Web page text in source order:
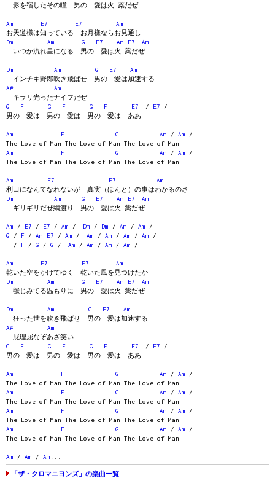
影を宿したその瞳 男の 愛は火 薬だぜ
Am E7 E7
Am
お天道様は知っている お月様ならお見通し
Dm
Am G E7 Am E7
Am
いつか流れ星になる 男の 愛は火 薬だぜ
Dm Am G E7
Am
インチキ野郎吹き飛ばせ 男の 愛は加速する
A#
Am
キラリ光ったナイフだぜ
G
F G F G F E7 / E7 /
男の 愛は 男の 愛は 男の 愛は ああ
Am F G Am / Am /
The Love of Man The Love of Man The Love of Man
Am
F G Am / Am /
The Love of Man The Love of Man The Love of Man
Am E7 E7
Am
利口になんてなれないが 真実（ほんと）の事はわかるのさ
Dm
Am G E7 Am E7
Am
ギリギリだぜ綱渡り 男の 愛は火 薬だぜ
Am / E7 / E7 / Am / Dm / Dm / Am / Am /
G / F / Am E7 / Am / Am / Am / Am / Am /
F / F / G / G / Am / Am / Am / Am /
Am E7 E7
Am
乾いた空をかけてゆく 乾いた風を見つけたか
Dm
Am G E7 Am E7
Am
獣じみてる温もりに 男の 愛は火 薬だぜ
Dm Am G E7
Am
狂った世を吹き飛ばせ 男の 愛は加速する
A#
Am
屁理屈なぞあざ笑い
G
F G F G F E7 / E7 /
男の 愛は 男の 愛は 男の 愛は ああ
Am F G Am / Am /
The Love of Man The Love of Man The Love of Man
Am
F G Am / Am /
The Love of Man The Love of Man The Love of Man
Am
F G Am / Am /
The Love of Man The Love of Man The Love of Man
Am
F G Am / Am /
The Love of Man The Love of Man The Love of Man
Am / Am / Am
「ザ・クロマニヨンズ」の楽曲一覧